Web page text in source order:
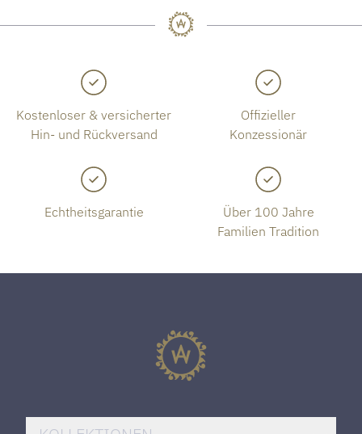
Kostenloser & versicherter
Hin- und Rückversand
Offizieller
Konzessionär
Echtheitsgarantie
Über 100 Jahre
Familien Tradition